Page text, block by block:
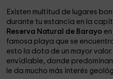
Existen multitud de lugares
durante tu estancia en la
Reserva Natural de Barayo
famosa playa que se
esto la dota de un mayor
envidiable, donde predominan
le da mucho más interés